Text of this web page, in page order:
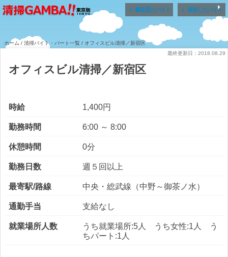
 最近見たバイト  保存したバイト
ホーム / 清掃バイト・パート一覧 / オフィスビル清掃／新宿区
最終更新日：2018.08.29
オフィスビル清掃／新宿区
時給 1,400円
勤務時間 6:00 ～ 8:00
休憩時間 0分
勤務日数 週５回以上
最寄駅/路線 中央・総武線（中野～御茶ノ水）
通勤手当 支給なし
就業場所人数
うち就業場所:5人 うち女性:1人 う
ちパート:1人